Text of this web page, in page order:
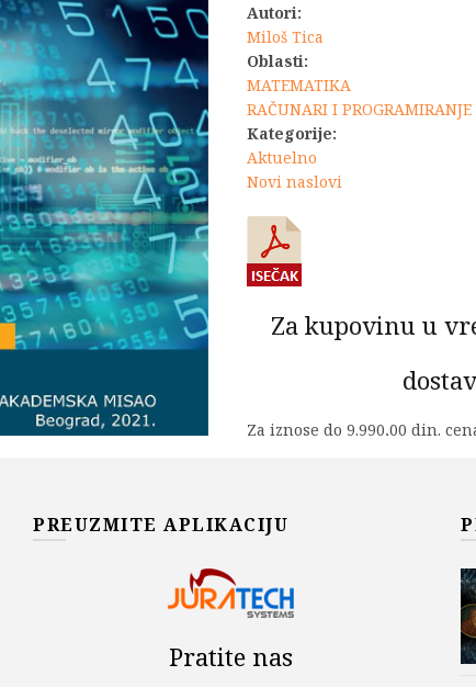
Autori:
Miloš Tica
Oblasti:
MATEMATIKA
RAČUNARI I PROGRAMIRANJE
Kategorije:
Aktuelno
Novi naslovi
Za kupovinu u
Za iznose do 9.990,00 din.
TEORIJA ALGORITAMA
DODAJ U
Add to wishlist
978-86-
PREUZMITE APLIKACIJU
Pratite nas